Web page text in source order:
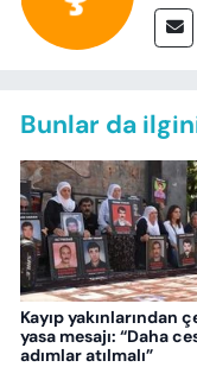
Bunlar da
Kayıp yakınlarından
yasa mesajı: “Daha
adımlar atılmalı”